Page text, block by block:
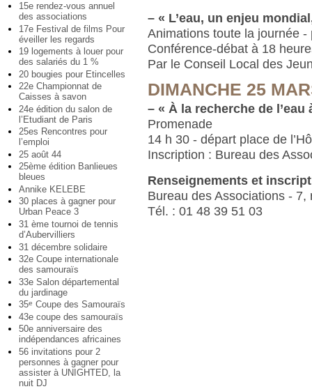
15e rendez-vous annuel
des associations
17e Festival de films Pour
éveiller les regards
19 logements à louer pour
des salariés du 1 %
20 bougies pour Etincelles
22e Championnat de
Caisses à savon
24e édition du salon de
l’Etudiant de Paris
25es Rencontres pour
l’emploi
25 août 44
25ème édition Banlieues
bleues
Annike KELEBE
30 places à gagner pour
Urban Peace 3
31 ème tournoi de tennis
d’Aubervilliers
31 décembre solidaire
32e Coupe internationale
des samouraïs
33e Salon départemental
du jardinage
35e Coupe des Samouraïs
43e coupe des samouraïs
50e anniversaire des
indépendances africaines
56 invitations pour 2
personnes à gagner pour
assister à UNIGHTED, la
nuit DJ
– « L’eau, un enjeu
Animations toute la journée -
Conférence-débat à 18
Par le Conseil Local des
DIMANCHE 25
– « À la recherche de
Promenade
14 h 30 - départ place de
Inscription : Bureau des
Renseignements et
Bureau des Associations -
Tél. : 01 48 39 51 03